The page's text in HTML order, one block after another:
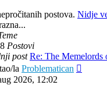
Nidje
Postovi
post Re: The Memelords
la Problematican
2026, 12:02